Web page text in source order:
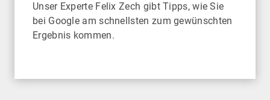
Unser Experte Felix Zech gibt Tipps, wie Sie
bei Google am schnellsten zum gewünschten
Ergebnis kommen.